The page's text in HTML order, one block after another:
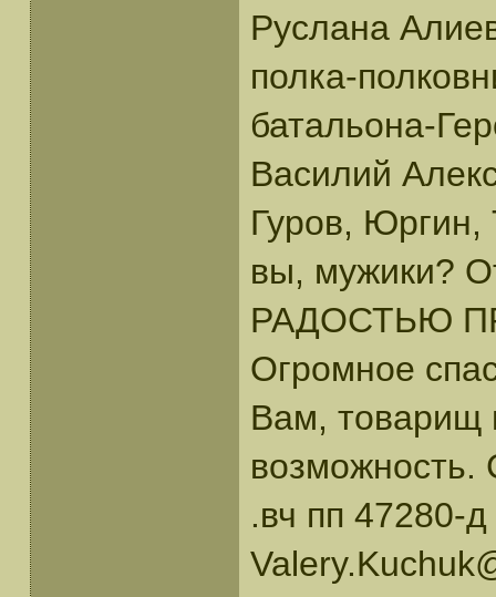
Руслана
полка-
батальона-
Василий
Гуров, Юргин,
вы, мужики?
РАДОСТЬЮ
Огромное
Вам, товарищ
.вч пп 47280-